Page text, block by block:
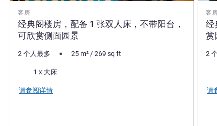
客房
经典阁楼房，配备 1 张双人床，不带阳台，
可欣赏侧面园景
2 个人最多 25 m²/269 sq ft
床上用品1 x 大床
请参阅详情
客
经
赏
2
请